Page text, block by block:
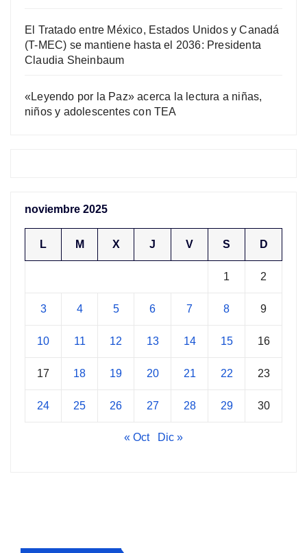
El Tratado entre México, Estados Unidos y Canadá
(T-MEC) se mantiene hasta el 2036: Presidenta
Claudia Sheinbaum
«Leyendo por la Paz» acerca la lectura a niñas,
niños y adolescentes con TEA
noviembre 2025
L M X J V S D
1 2
3 4 5 6 7 8 9
10 11 12 13 14 15 16
17 18 19 20 21 22 23
24 25 26 27 28 29 30
« Oct Dic »